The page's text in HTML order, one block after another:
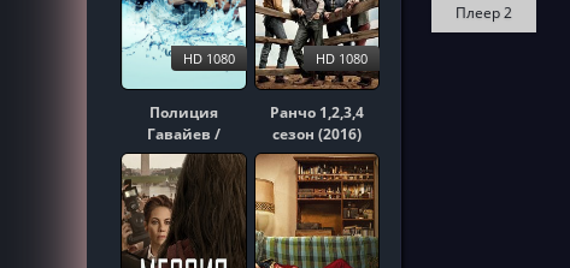
Полиция
Гавайев /
Гавайи 5-0
1,2,3,4,5,6,7,8,9,10
сезон (2010)
HD 1080
Ранчо 1,2,3,4
сезон (2016)
HD 1080
Плеер 2